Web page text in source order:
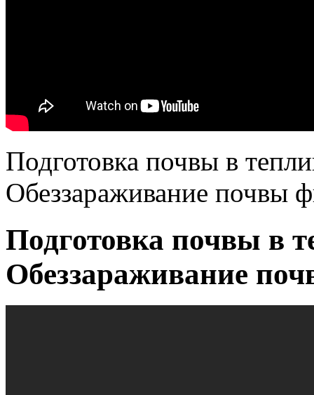
Подготовка почвы в
Обеззараживание почвы
Подготовка почвы в
Обеззараживание